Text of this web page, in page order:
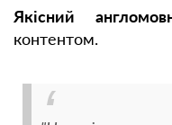
Якісний
контентом.